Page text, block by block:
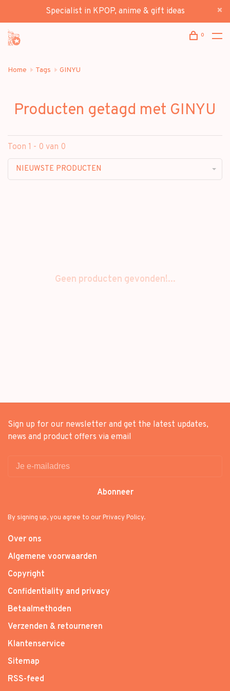
Specialist in KPOP, anime & gift ideas
0
Home Tags GINYU
Producten getagd met GINYU
Toon 1 - 0 van 0
NIEUWSTE PRODUCTEN
Geen producten gevonden!...
Sign up for our newsletter and get the latest updates,
news and product offers via email
Abonneer
By signing up, you agree to our Privacy Policy.
Over ons
Algemene voorwaarden
Copyright
Confidentiality and privacy
Betaalmethoden
Verzenden & retourneren
Klantenservice
Sitemap
RSS-feed